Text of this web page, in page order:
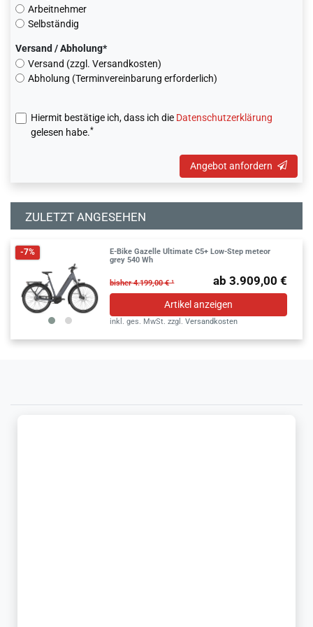
Arbeitnehmer
Selbständig
Versand / Abholung*
Versand (zzgl. Versandkosten)
Abholung (Terminvereinbarung erforderlich)
Hiermit bestätige ich, dass ich die Daten­schutz­erklärung
gelesen habe.*
Angebot anfordern
ZULETZT ANGESEHEN
-7%
E-Bike Gazelle Ultimate C5+ Low-Step meteor
grey 540 Wh
bisher 4.199,00 € ¹ ab 3.909,00 €
Artikel anzeigen
inkl. ges. MwSt. zzgl.Versandkosten